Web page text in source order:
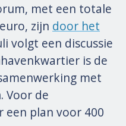
met een totale
zijn door het
volgt een discussie
is de
met
Voor de
een plan voor 400